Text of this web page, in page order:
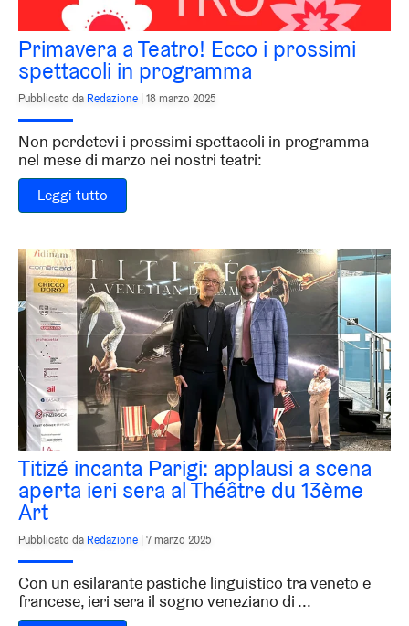
Primavera a Teatro! Ecco i prossimi
spettacoli in programma
Pubblicato da Redazione 18 marzo 2025
Non perdetevi i prossimi spettacoli in programma
nel mese di marzo nei nostri teatri:
Leggi tutto
Titizé incanta Parigi: applausi a scena
aperta ieri sera al Théâtre du 13ème
Art
Pubblicato da Redazione 7 marzo 2025
Con un esilarante pastiche linguistico tra veneto e
francese, ieri sera il sogno veneziano di ...